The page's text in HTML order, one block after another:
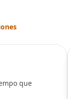
que